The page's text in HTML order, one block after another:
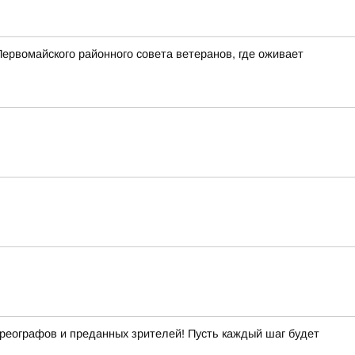
районного совета ветеранов, где оживает
и преданных зрителей! Пусть каждый шаг будет